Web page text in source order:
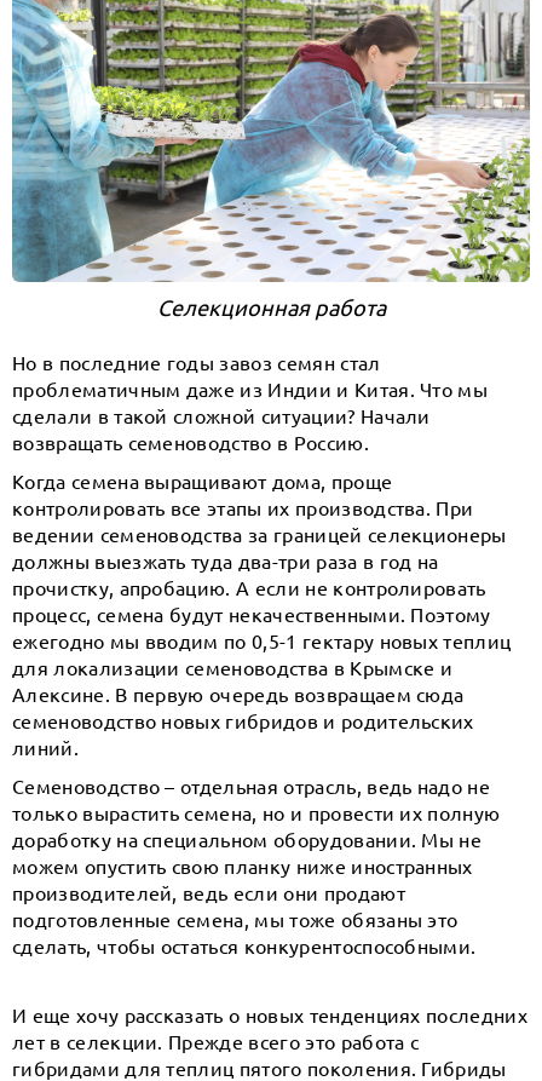
Селекционная работа
Но в последние годы завоз семян стал
проблематичным даже из Индии и Китая. Что мы
сделали в такой сложной ситуации? Начали
возвращать семеноводство в Россию.
Когда семена выращивают дома, проще
контролировать все этапы их производства. При
ведении семеноводства за границей селекционеры
должны выезжать туда два-три раза в год на
прочистку, апробацию. А если не контролировать
процесс, семена будут некачественными. Поэтому
ежегодно мы вводим по 0,5-1 гектару новых теплиц
для локализации семеноводства в Крымске и
Алексине. В первую очередь возвращаем сюда
семеноводство новых гибридов и родительских
линий.
Семеноводство – отдельная отрасль, ведь надо не
только вырастить семена, но и провести их полную
доработку на специальном оборудовании. Мы не
можем опустить свою планку ниже иностранных
производителей, ведь если они продают
подготовленные семена, мы тоже обязаны это
сделать, чтобы остаться конкурентоспособными.
И еще хочу рассказать о новых тенденциях последних
лет в селекции. Прежде всего это работа с
гибридами для теплиц пятого поколения. Гибриды